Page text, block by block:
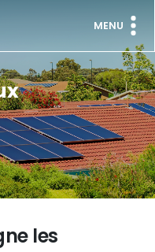
MENU
les